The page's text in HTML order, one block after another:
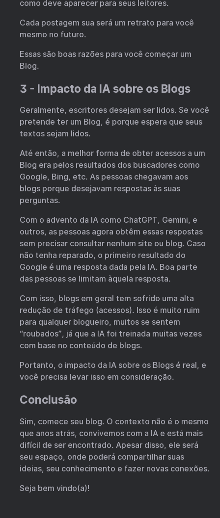
como deve aparecer para seus leitores.
Cada postagem sua será um retrato para você
mesmo no futuro.
Essas são boas razões para você começar um
Blog.
3 - Impacto da IA sobre os Blogs
Geralmente, escritores desejam ser lidos. Se você
pretende ter um Blog, é porque espera que seus
textos sejam lidos.
Até então, a melhor forma de obter acessos a um
Blog era pelos resultados dos buscadores como
Google, Bing, etc. As pessoas chegavam aos
blogs porque desejavam respostas às suas
perguntas.
Com o advento da IA como ChatGPT, Gemini, e
outros, as pessoas agora obtêm essas respostas
sem precisar consultar nenhum site ou blog. Caso
não tenha reparado, o primeiro resultado do
Google é uma resposta dada pela IA. Boa parte
das pessoas se limitam àquela resposta.
Com isso, blogs em geral tem sofrido uma alta
redução de tráfego (acessos). Isso é muito ruim
para qualquer blogueiro, muitos se sentem
“roubados”, já que a IA foi treinada muitas vezes
com base no conteúdo de blogs.
Portanto, o impacto da IA sobre os Blogs é real, e
você precisa levar isso em consideração.
Conclusão
Sim, comece seu blog. O contexto não é o mesmo
que anos atrás, convivemos com a IA e está mais
difícil de ser encontrado. Apesar disso, ele será
seu espaço, onde poderá compartilhar suas
ideias, seu conhecimento e fazer novas conexões.
Seja bem vindo(a)!